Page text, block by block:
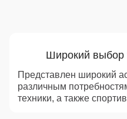
Широкий выбор
Представлен широкий
различным
техники, а также